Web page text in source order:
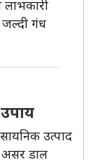
गंध
उत्पाद
असर डाल